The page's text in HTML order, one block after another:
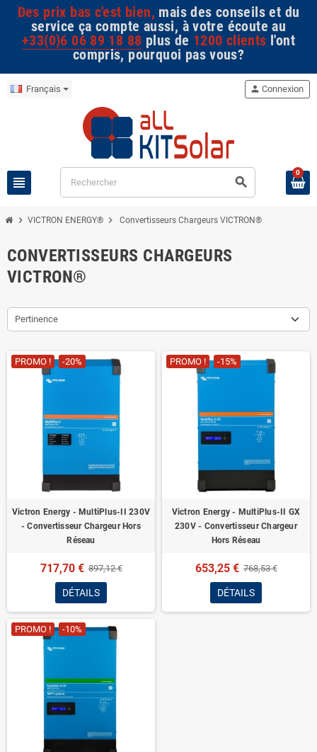
Des prix bas c'est bien, mais des conseils et du
service ça compte aussi, à votre écoute au
+33(0)6 06 89 18 88 plus de 1200 clients l'ont
compris, pourquoi pas vous?
Français
view_headline search
person Connexion
0
chevron_right VICTRON ENERGY® chevron_right Convertisseurs Chargeurs VICTRON®
CONVERTISSEURS CHARGEURS
VICTRON®
Pertinence
PROMO ! -20%
Victron Energy - MultiPlus-II 230V
- Convertisseur Chargeur Hors
Réseau
717,70 € 897,12 €
DÉTAILS
PROMO ! -15%
Victron Energy - MultiPlus-II GX
230V - Convertisseur Chargeur
Hors Réseau
653,25 € 768,53 €
DÉTAILS
PROMO ! -10%